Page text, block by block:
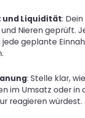
Liquidität:
Nieren geprüft.
geplante
: Stelle klar,
im Umsatz oder in
reagieren würdest.